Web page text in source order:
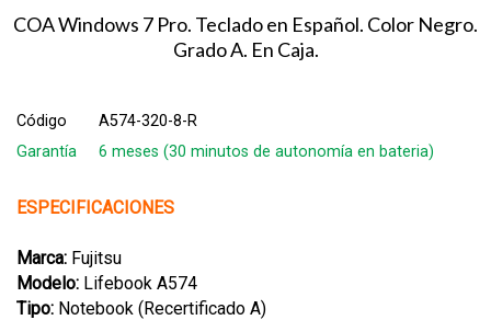
COA Windows 7 Pro. Teclado en Español. Color Negro.
Grado A. En Caja.
Código
A574-320-8-R
Garantía
6 meses (30 minutos de autonomía en bateria)
ESPECIFICACIONES
Marca: Fujitsu
Modelo: Lifebook A574
Tipo: Notebook (Recertificado A)